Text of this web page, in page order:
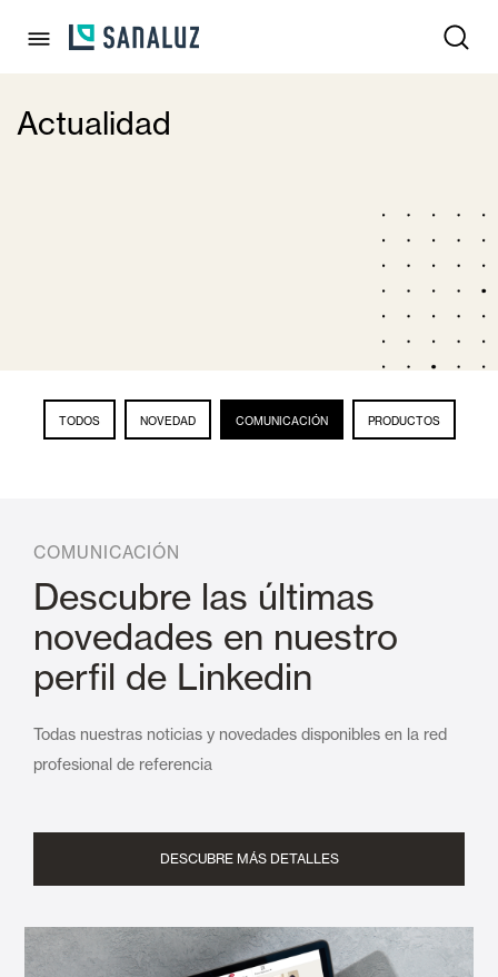
Actualidad
TODOS NOVEDAD COMUNICACIÓN PRODUCTOS
COMUNICACIÓN
Descubre las últimas
novedades en nuestro
perfil de Linkedin
Todas nuestras noticias y novedades disponibles en la red
profesional de referencia
DESCUBRE MÁS DETALLES